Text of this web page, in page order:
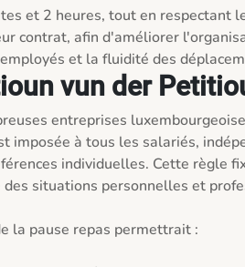
et 2 heures, tout en respectant
contrat, afin d'améliorer
et la fluidité des
vun der
entreprises
imposée à tous les salariés,
individuelles. Cette règle
situations personnelles et
la pause repas permettrait :